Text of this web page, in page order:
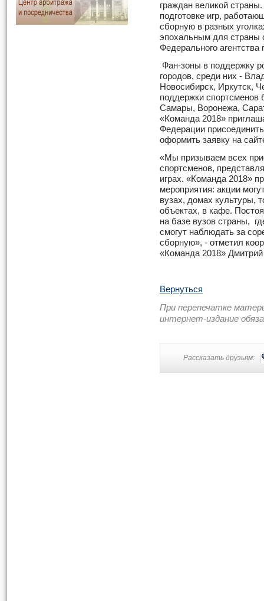
граждан великой
подготовке игр,
сборную в разных
эпохальным для страны
Федерального
Фан-зоны в поддержку
городов, среди них -
Новосибирск, Иркутск,
поддержки спортсменов
Самары, Воронежа,
«Команда 2018»
Федерации
оформить заявку на
«Мы призываем всех
спортсменов,
играх. «Команда 2018»
мероприятия: акции
вузах, домах культуры,
объектах, в кафе.
на базе вузов страны,
смогут наблюдать за
сборную», - отметил
«Команда 2018»
Вернуться
При перепечатке
интернет-издание
Рассказать друзьям: